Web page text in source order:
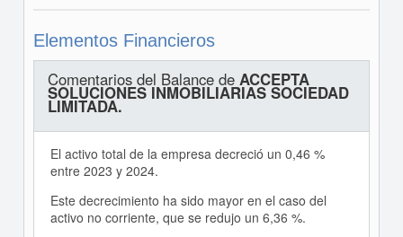
Elementos Financieros
Comentarios del Balance de ACCEPTA
SOLUCIONES INMOBILIARIAS SOCIEDAD
LIMITADA.
El activo total de la empresa decreció un 0,46 %
entre 2023 y 2024.
Este decrecimiento ha sido mayor en el caso del
activo no corriente, que se redujo un 6,36 %.